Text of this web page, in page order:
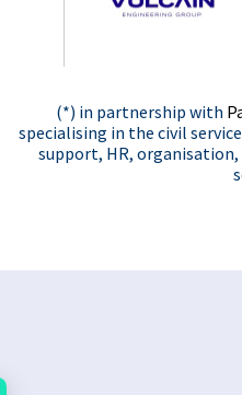
(*) in partnership with
specialising in the civil
support, HR,